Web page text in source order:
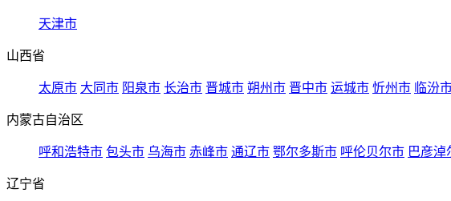
天津市
山西省
太原市 大同市 阳泉市 长治市 晋城市 朔州市 晋中市 运城市 忻州市 临汾
内蒙古自治区
呼和浩特市 包头市 乌海市 赤峰市 通辽市 鄂尔多斯市 呼伦贝尔市 巴彦淖
辽宁省